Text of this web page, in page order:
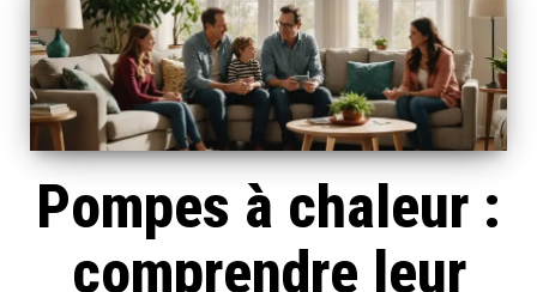
Pompes à chaleur :
comprendre leur